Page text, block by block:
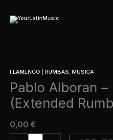
contenido
FLAMENCO | RUMBAS, MUSICA
Pablo Alboran
(Extended
0,00 €
Alboran
-
No
Vaya
Ser
Vaya
A
quantity